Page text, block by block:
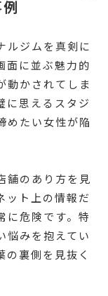
ルジムを真剣に
面に並ぶ魅力的
動かされてしま
に思えるスタジ
めたい女性が陥
舗のあり方を見
ット上の情報だ
に危険です。特
悩みを抱えてい
の裏側を見抜く